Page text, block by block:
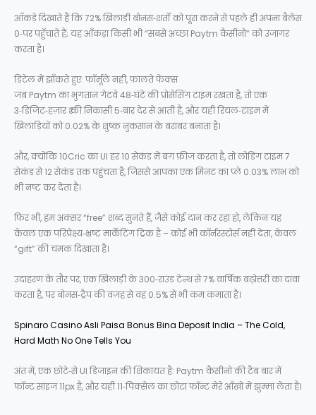
आँकड़े दिखाते हैं कि 72% खिलाड़ी बोनस‑शर्तों को पूरा करने से पहले ही अपना बैलेंस
0‑पर पहुँचाते हैं; यह आँकड़ा किसी भी “सबसे अच्छा Paytm कैसीनो” को उजागर
करता है।
डिटेल में झाँकते हुए: फॉर्मूले नहीं, फालते फेक्स
जब Paytm का भुगतान गेटवे 48‑घंटे की प्रोसेसिंग टाइम रखता है, तो एक
3‑डिजिट‑हज़ार ₹ की निकासी 5‑बार देर से आती है, और यही रियल‑टाइम में
खिलाड़ियों को 0.02% के शुष्क नुकसान के बराबर बनाता है।
और, क्योंकि 10Cric का UI हर 10 सेकंड में बग फ्रीज़ करता है, तो लोडिंग टाइम 7
सेकंड से 12 सेकंड तक पहुंचता है, जिससे आपका एक मिनट का प्ले 0.03% लाभ को
भी नष्ट कर देता है।
फिर भी, हम अक्सर “free” शब्द सुनते हैं, जैसे कोई दान कर रहा हो, लेकिन यह
केवल एक परिप्रेक्ष्य‑भ्रष्ट मार्केटिंग ट्रिक है – कोई भी कॉर्नरस्टोर्स नहीं देता, केवल
“gift” की चमक दिखाता है।
उदाहरण के तौर पर, एक खिलाड़ी के 300‑राउंड टेन्थ से 7% वार्षिक बढ़ोत्तरी का दावा
करता है, पर बोनस‑ट्रैप की वजह से वह 0.5% से भी कम कमाता है।
Spinaro Casino Asli Paisa Bonus Bina Deposit India – The Cold,
Hard Math No One Tells You
अंत में, एक छोटे‑से UI डिजाइन की शिकायत है: Paytm कैसीनो की टैब बार में
फॉन्ट साइज 11px है, और यही 11‑पिक्सेल का छोटा फॉन्ट मेरे आँखों में झुम्मा लेता है।